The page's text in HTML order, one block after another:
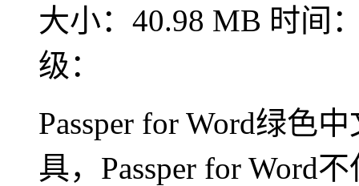
大小：40.98 MB 时间
级：
Passper for Word绿色
具，Passper for Word